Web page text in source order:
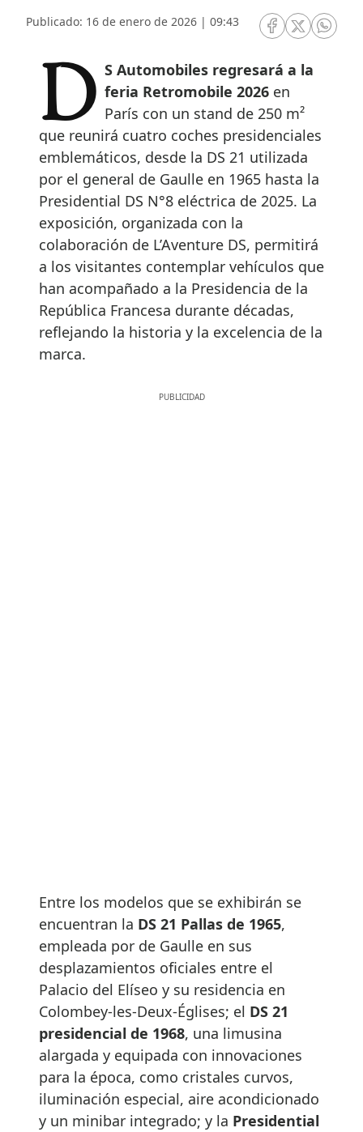
Publicado: 16 de enero de 2026 | 09:43
RRSS Facebook
RRSSRRSS
DS Automobiles regresará a la feria Retromobile 2026 en
París con un stand de 250 m²
que reunirá cuatro coches presidenciales
emblemáticos, desde la DS 21 utilizada
por el general de Gaulle en 1965 hasta la
Presidential DS N°8 eléctrica de 2025. La
exposición, organizada con la
colaboración de L’Aventure DS, permitirá
a los visitantes contemplar vehículos que
han acompañado a la Presidencia de la
República Francesa durante décadas,
reflejando la historia y la excelencia de la
marca.
Entre los modelos que se exhibirán se
encuentran la DS 21 Pallas de 1965,
empleada por de Gaulle en sus
desplazamientos oficiales entre el
Palacio del Elíseo y su residencia en
Colombey-les-Deux-Églises; el DS 21
presidencial de 1968, una limusina
alargada y equipada con innovaciones
para la época, como cristales curvos,
iluminación especial, aire acondicionado
y un minibar integrado; y la Presidential